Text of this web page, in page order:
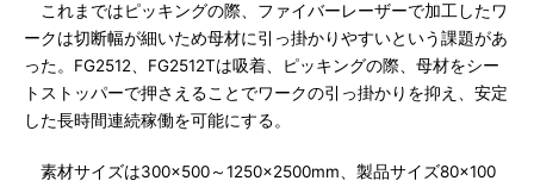
これまではピッキングの際、ファイバーレーザーで加工したワ
ークは切断幅が細いため母材に引っ掛かりやすいという課題があ
った。FG2512、FG2512Tは吸着、ピッキングの際、母材をシー
トストッパーで押さえることでワークの引っ掛かりを抑え、安定
した長時間連続稼働を可能にする。
素材サイズは300×500～1250×2500mm、製品サイズ80×100